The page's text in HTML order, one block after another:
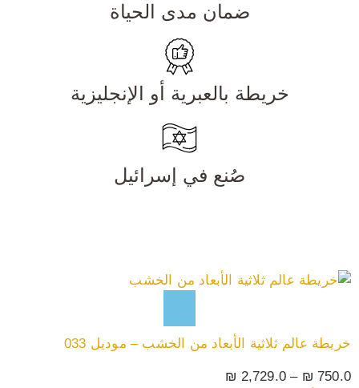
ضمان مدى الحياة
خريطة بالعبرية أو الإنجليزية
صُنع في إسرائيل
خريطة عالم ثلاثية الأبعاد من الخشب – موديل 033
750.0
₪
–
2,729.0
₪